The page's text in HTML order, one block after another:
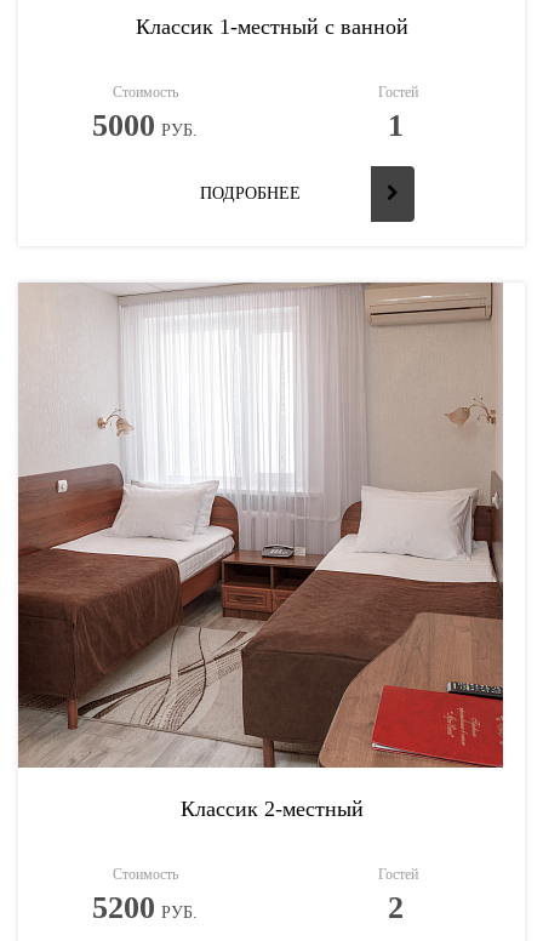
Классик 1-местный с ванной
Стоимость
5000 РУБ.
Гостей
1
ПОДРОБНЕЕ
Классик 2-местный
Стоимость
5200 РУБ.
Гостей
2